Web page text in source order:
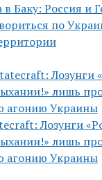
в Баку: Россия и
по
Лозунги
лишь
агонию Украины